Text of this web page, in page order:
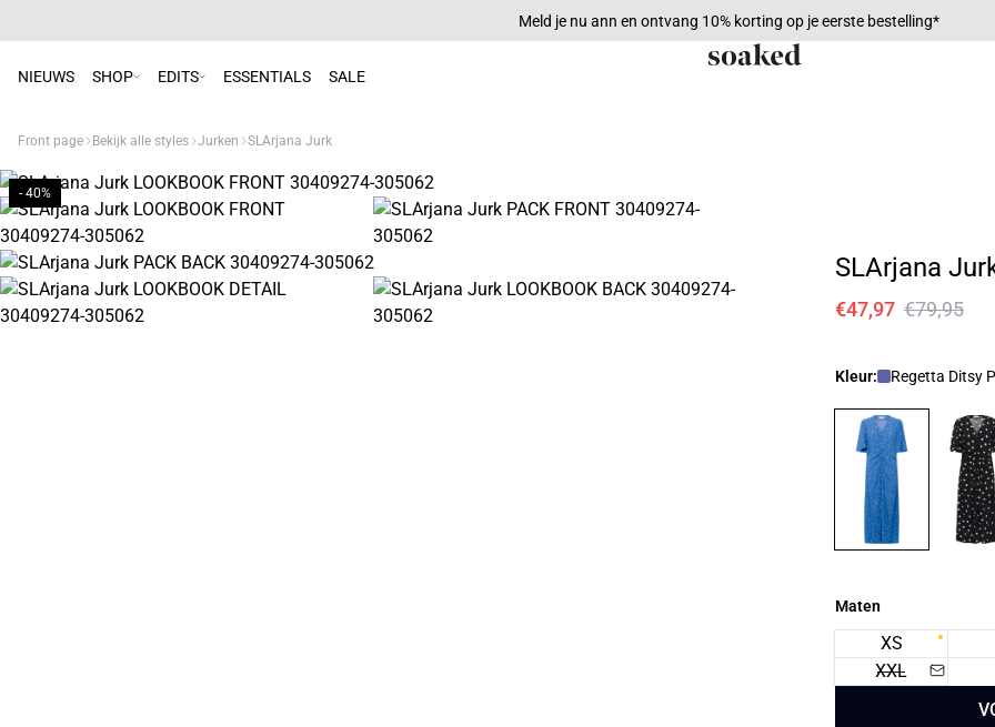
Meld je nu ann en ontvang 10% korting op je eerste bestelling*
NIEUWS SHOP EDITS ESSENTIALS SALE
Front page Bekijk alle styles Jurken SLArjana Jurk
- 40%
SLArjana
€47,97 €79,95
Kleur: Regetta Ditsy
Maten
XS
XXL